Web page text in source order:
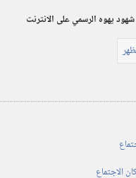
يهوه الرسمي على الانترنت
الاجتماع